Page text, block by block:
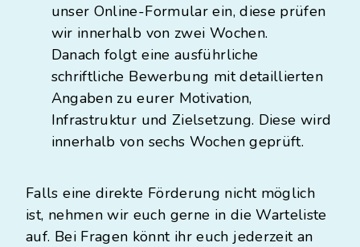
unser Online-Formular ein, diese prüfen
wir innerhalb von zwei Wochen.
Danach folgt eine ausführliche
schriftliche Bewerbung mit detaillierten
Angaben zu eurer Motivation,
Infrastruktur und Zielsetzung. Diese wird
innerhalb von sechs Wochen geprüft.
Falls eine direkte Förderung nicht möglich
ist, nehmen wir euch gerne in die Warteliste
auf. Bei Fragen könnt ihr euch jederzeit an